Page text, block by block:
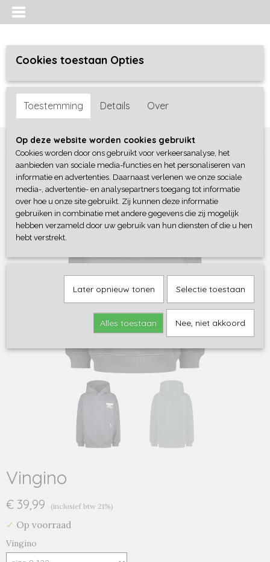
Inloggen Registreren
Home >Jongens>Sweaters / Truien / Vesten>
Vingino
€ 39,99 (inclusief btw 21%)
✓ Op voorraad
Vingino
Cookies toestaan Opties
Toestemming Details Over
Op deze website worden cookies gebruikt
Cookies worden door ons gebruikt voor verkeersanalyse, het
aanbieden van sociale media-functies en het personaliseren van
informatie en advertenties. Daarnaast verlenen we onze sociale
media-, advertentie- en analysepartners toegang tot informatie
over hoe u onze site gebruikt. Zij kunnen deze informatie
gebruiken in combinatie met andere gegevens die zij mogelijk
hebben verzameld door uw gebruik van hun diensten of die u hen
hebt verstrekt.
Later opnieuw tonen Selectie toestaan
Alles toestaan Nee, niet akkoord